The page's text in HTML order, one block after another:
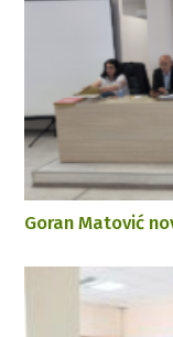
Goran Matović